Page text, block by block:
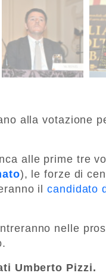
alla votazione
alle prime tre
), le forze di
ilcandidato
nelle
Umberto Pizzi.